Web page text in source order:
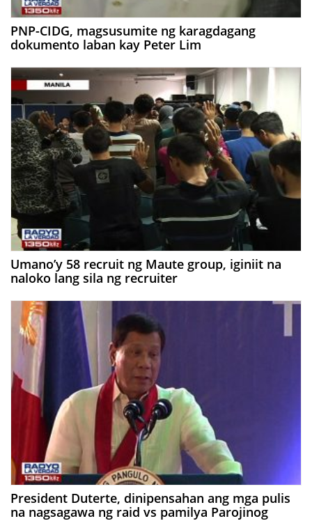
PNP-CIDG, magsusumite ng karagdagang
dokumento laban kay Peter Lim
Umano’y 58 recruit ng Maute group, iginiit na
naloko lang sila ng recruiter
President Duterte, dinipensahan ang mga pulis
na nagsagawa ng raid vs pamilya Parojinog